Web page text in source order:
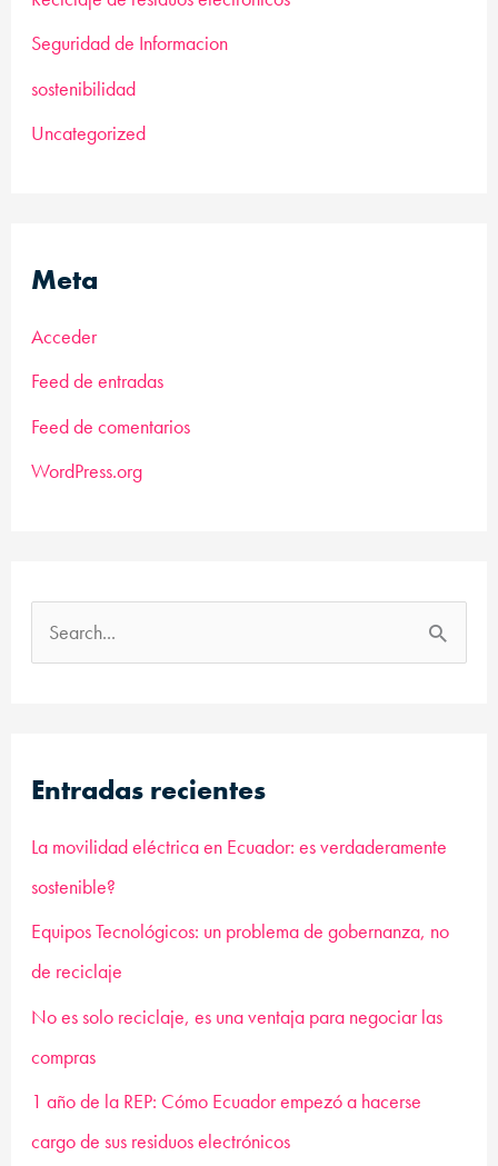
Seguridad de Informacion
sostenibilidad
Uncategorized
Meta
Acceder
Feed de entradas
Feed de comentarios
WordPress.org
a
r
Entradas recientes
La movilidad eléctrica en Ecuador: es verdaderamente
sostenible?
Equipos Tecnológicos: un problema de gobernanza, no
de reciclaje
No es solo reciclaje, es una ventaja para negociar las
compras
1 año de la REP: Cómo Ecuador empezó a hacerse
cargo de sus residuos electrónicos